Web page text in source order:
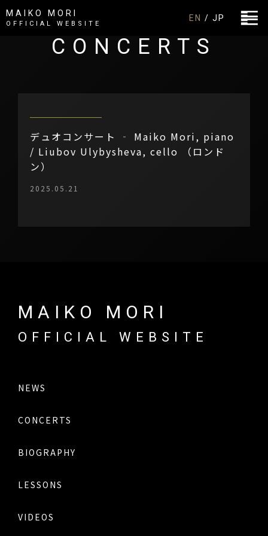
MAIKO MORI
OFFICIAL WEBSITE
EN / JP
CONCERTS
デュオコンサート ‐ Maiko Mori, piano
/ Liubov Ulybysheva, cello （ロンド
ン）
2025.05.21
MAIKO MORI
OFFICIAL WEBSITE
NEWS
CONCERTS
BIOGRAPHY
LESSONS
VIDEOS